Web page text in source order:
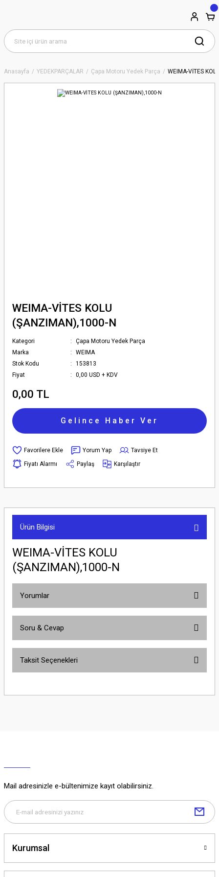
Anasayfa YEDEKPARÇALAR Çapa Motoru Yedek Parça WEIMA-VİTES
WEIMA-VİTES KOLU
(ŞANZIMAN),1000-N
Kategori
Çapa Motoru Yedek Parça
Marka
WEIMA
Stok Kodu
153813
Fiyat
0,00 USD + KDV
0,00 TL
Gelince Haber Ver
Yorum Yap
Tavsiye Et
Fiyatı Alarmı
Paylaş Karşılaştır
Ürün Bilgisi
WEIMA-VİTES KOLU
(ŞANZIMAN),1000-N
Yorumlar
Soru & Cevap
Soru Sor
Taksit Seçenekleri
Mail adresinizle e-bültenimize kayıt olabilirsiniz.
Kurumsal